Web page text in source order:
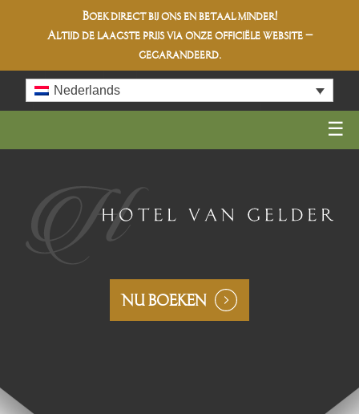
Boek direct bij ons en betaal minder!
Altijd delaagste prijsvia onze officiële website –
gegarandeerd.
NU BOEKEN
Nederlands